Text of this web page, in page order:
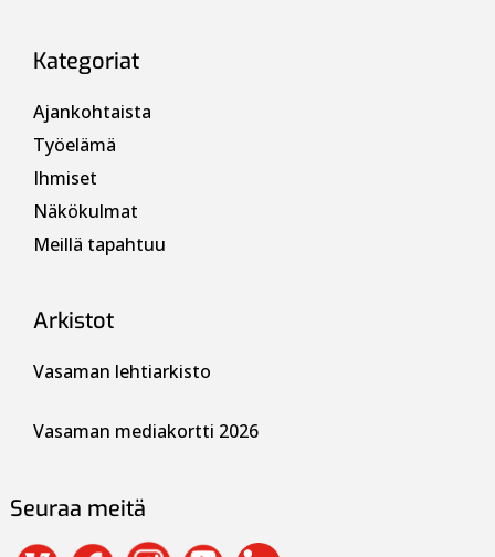
Kategoriat
Ajankohtaista
Työelämä
Ihmiset
Näkökulmat
Meillä tapahtuu
Arkistot
Vasaman lehtiarkisto
Vasaman mediakortti 2026
Seuraa meitä